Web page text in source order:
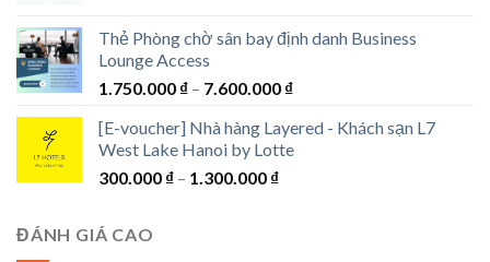
1.250.000 ₫
1.550.000 ₫
Thẻ Phòng chờ sân bay định danh Business
Lounge Access
1.750.000 ₫ – 7.600.000 ₫Khoảng
từ
1.750.000 ₫
[E-voucher] Nhà hàng Layered - Khách sạn L7
West Lake Hanoi by Lotte
300.000 ₫ – 1.300.000 ₫Khoảng
ĐÁNH GIÁ CAO